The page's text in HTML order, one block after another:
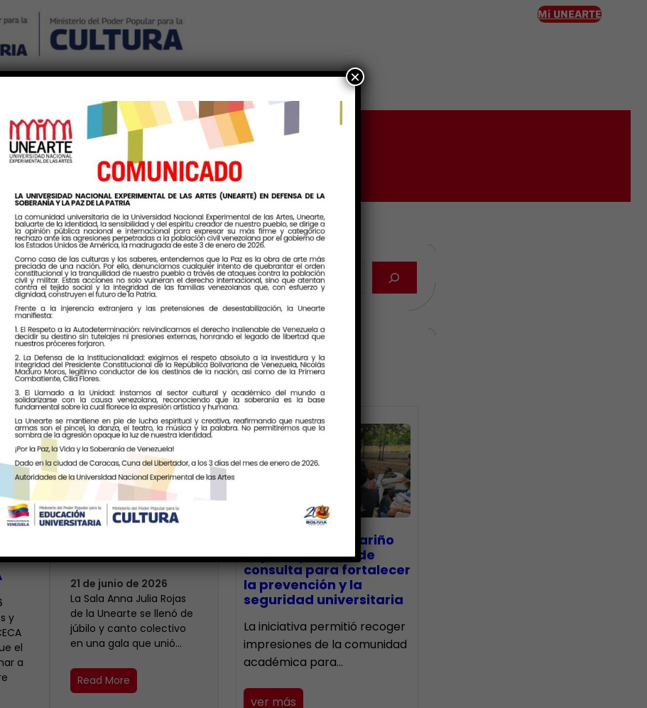
Mi UNEARTE
Ingreso
Etiqueta:ProyectoDeVida
y
el
a
Más de 400 voces
rinden tributo a la
Bor
21 de junio de 2026
​La Sala Anna Julia Rojas
de la Unearte se llenó de
júbilo y canto colectivo
en una gala que unió…
Read More
Últimas Noticias
CECA Santiago Mariño
impulsó jornada de
consulta para fortalecer
la prevención y la
seguridad universitaria
La iniciativa permitió recoger
impresiones de la comunidad
académica para…
ver más
×